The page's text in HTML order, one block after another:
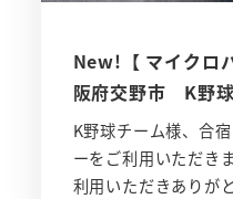
New!【 マイクロ
阪府交野市 K野
K野球チーム様、合
ーをご利用いただき
利用いただきありが